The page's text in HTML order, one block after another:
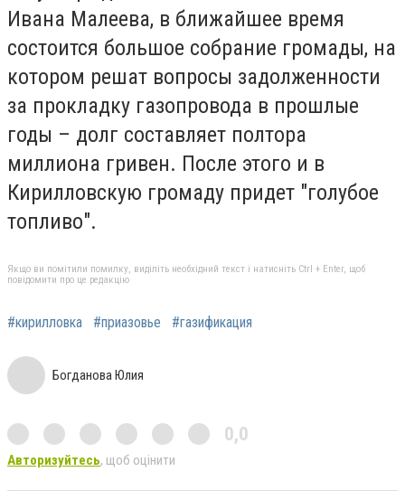
Ивана Малеева, в ближайшее время
состоится большое собрание громады, на
котором решат вопросы задолженности
за прокладку газопровода в прошлые
годы – долг составляет полтора
миллиона гривен. После этого и в
Кирилловскую громаду придет "голубое
топливо".
Якщо ви помітили помилку, виділіть необхідний текст і натисніть Ctrl + Enter, щоб
повідомити про це редакцію
#кирилловка #приазовье #газификация
Богданова Юлия
0,0
Авторизуйтесь, щоб оцінити